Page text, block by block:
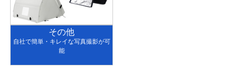
その他
自社で簡単・キレイな写真撮影が可
能